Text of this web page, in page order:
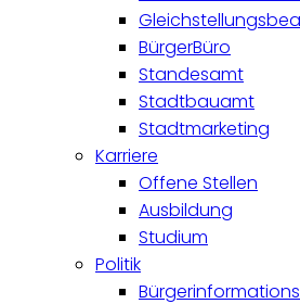
BürgerBüro
Standesamt
Stadtbauamt
Stadtmarketing
Karriere
Offene Stellen
Ausbildung
Studium
Politik